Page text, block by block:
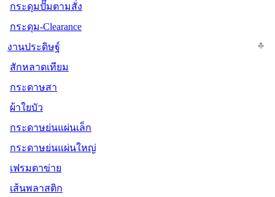
กระดุมปั๊มตามสั่ง
กระดุม-Clearance
งานประดิษฐ์
สักหลาดเทียม
กระดาษสา
ผ้าใยบัว
กระดาษย่นแผ่นเล็ก
กระดาษย่นแผ่นใหญ่
เฟรมตาข่าย
เส้นพลาสติก